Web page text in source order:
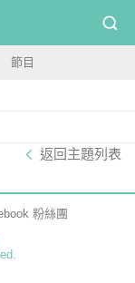
節目
返回主題列表
粉絲團